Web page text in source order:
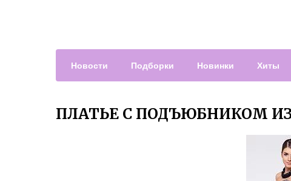
Новости Подборки Новинки Хиты
ПЛАТЬЕ С ПОДЪЮБНИКОМ